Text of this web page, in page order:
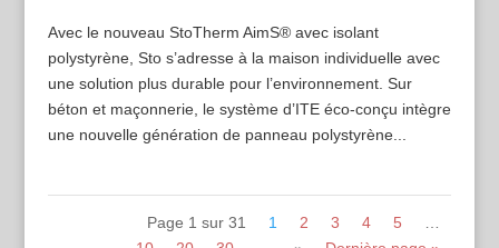
Avec le nouveau StoTherm AimS® avec isolant
polystyrène, Sto s’adresse à la maison individuelle avec
une solution plus durable pour l’environnement. Sur
béton et maçonnerie, le système d’ITE éco-conçu intègre
une nouvelle génération de panneau polystyrène...
Page 1 sur 31 1 2 3 4 5